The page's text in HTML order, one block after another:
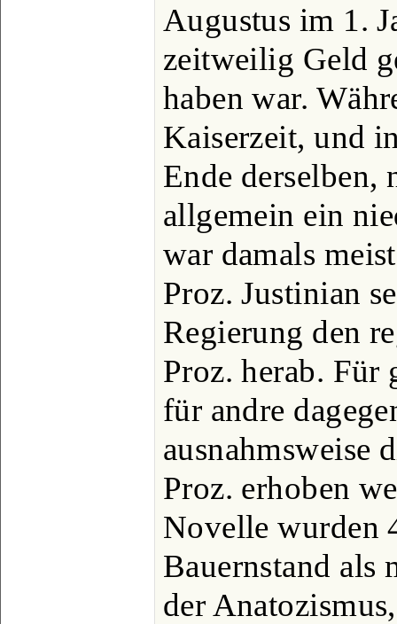
Augustus im 1.
zeitweilig Geld
haben war.
Kaiserzeit, und
Ende derselben,
allgemein ein
war damals
Proz. Justinian
Regierung den
Proz. herab. Für
für andre
ausnahmsweise
Proz. erhoben
Novelle wurden
Bauernstand als
der